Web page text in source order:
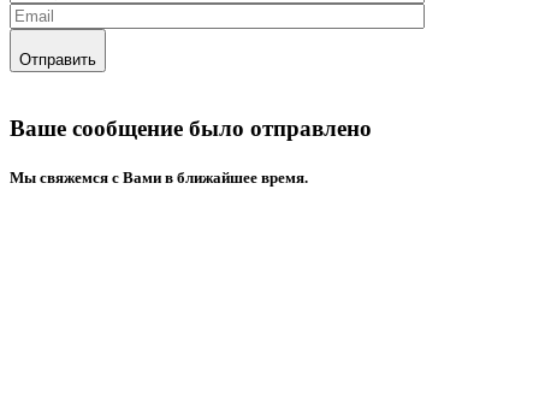
Отправить
Ваше сообщение было отправлено
Mы свяжемся с Вами в ближайшее время.